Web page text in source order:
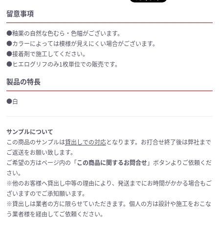
留意事項
●釉薬の自然な色むら・色幅がございます。
●カラーによっては模様が見えにくい場合がございます。
●接着剤で施工してください。
●ヒエログリフのみ1枚単位での販売です。
製品の特長
●白
サンプルについて
この商品のサンプルは貸出しでの対応となります。お打合せ終了後は弊社まで
ご返送をお願い致します。
ご希望の方はページ内の「この商品に関するお問合せ 」ボタンよりご依頼くだ
さい。
※他のお客様へ貸出し中等の理由により、発送までにお時間がかかる場合もご
ざいますのでご承知願います。
※貸出しは業者の方に限らせていただきます。個人の方は設計や施工をおこな
う業者様を経由してご依頼ください。